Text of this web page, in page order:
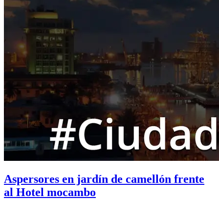
Aspersores en jardín de camellón frente
al Hotel mocambo